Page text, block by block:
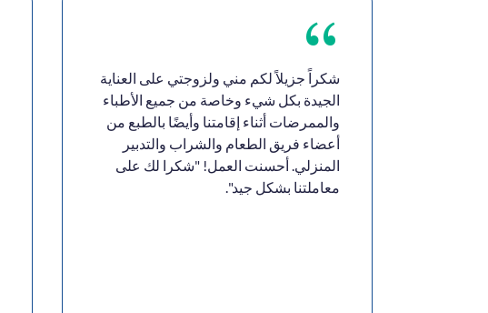
شكراً جزيلاً لكم مني ولزوجتي على العناية
الجيدة بكل شيء وخاصة من جميع الأطباء
والممرضات أثناء إقامتنا وأيضًا بالطبع من
أعضاء فريق الطعام والشراب والتدبير
المنزلي. أحسنت العمل! "شكرا لك على
معاملتنا بشكل جيد".